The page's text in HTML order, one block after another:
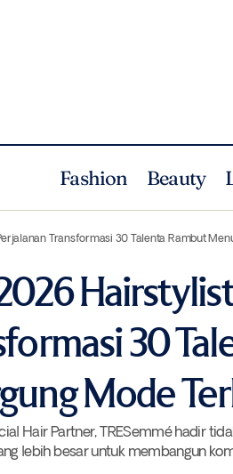
Fashion Beauty
Terbesar
Transformasi 30 Talenta Rambut
30
Mode
Hair Partner, TRESemmé hadir
lebih besar untuk membangun